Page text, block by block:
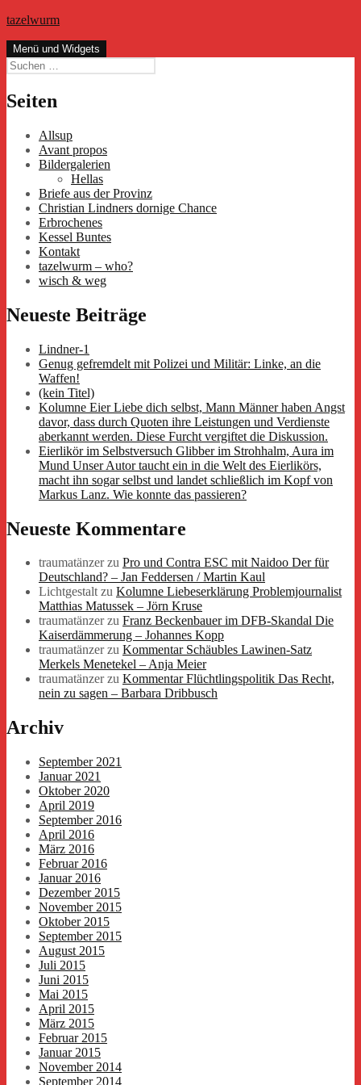
Zum
springen
tazelwurm
Menü und Widgets
Suchen
nach:
Seiten
Allsup
Avant propos
Bildergalerien
Hellas
Briefe aus der Provinz
Christian Lindners dornige Chance
Erbrochenes
Kessel Buntes
Kontakt
tazelwurm – who?
wisch & weg
Neueste Beiträge
Lindner-1
Genug gefremdelt mit Polizei und Militär: Linke, an die
Waffen!
(kein Titel)
Kolumne Eier Liebe dich selbst, Mann Männer haben Angst
davor, dass durch Quoten ihre Leistungen und Verdienste
aberkannt werden. Diese Furcht vergiftet die Diskussion.
Eierlikör im Selbstversuch Glibber im Strohhalm, Aura im
Mund Unser Autor taucht ein in die Welt des Eierlikörs,
macht ihn sogar selbst und landet schließlich im Kopf von
Markus Lanz. Wie konnte das passieren?
Neueste Kommentare
traumatänzerzu Pro und Contra ESC mit Naidoo Der für
Deutschland? – Jan Feddersen / Martin Kaul
Lichtgestaltzu Kolumne Liebeserklärung Problemjournalist
Matthias Matussek – Jörn Kruse
traumatänzerzu Franz Beckenbauer im DFB-Skandal Die
Kaiserdämmerung – Johannes Kopp
traumatänzerzu Kommentar Schäubles Lawinen-Satz
Merkels Menetekel – Anja Meier
traumatänzerzu Kommentar Flüchtlingspolitik Das Recht,
nein zu sagen – Barbara Dribbusch
Archiv
September 2021
Januar 2021
Oktober 2020
April 2019
September 2016
April 2016
März 2016
Februar 2016
Januar 2016
Dezember 2015
November 2015
Oktober 2015
September 2015
August 2015
Juli 2015
Juni 2015
Mai 2015
April 2015
März 2015
Februar 2015
Januar 2015
November 2014
September 2014